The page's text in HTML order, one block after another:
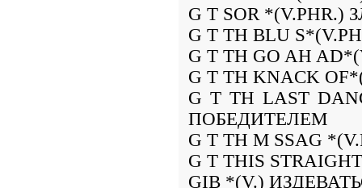
G T SOR *(V.PHR.)
G T TH BLU
G T TH GO AH
G T TH KNACK
G T TH LAST
ПОБЕДИТЕЛЕМ
G T TH M SSAG
G T THIS
GIB *(V.)